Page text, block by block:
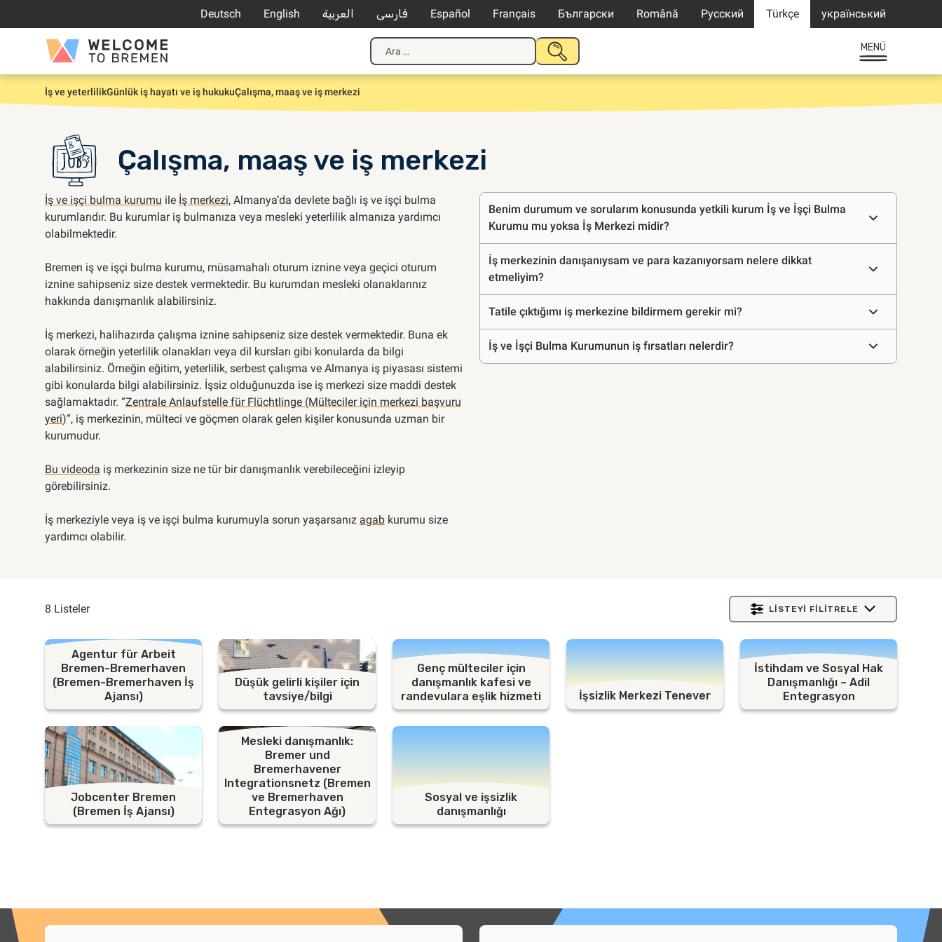
Deutsch English العربية فارسی Español Français Български Română Русский Türkçe український
Welcome
to
Bremen
Arama:
ARAMAYI
MENÜ
Giriş
İş ve yeterlilikGünlük iş hayatı ve iş hukukuÇalışma, maaş ve iş merkezi
Çalışma, maaş ve iş merkezi
İş ve işçi bulma kurumu ile İş merkezi, Almanya’da devlete bağlı iş ve işçi bulma
kurumlarıdır. Bu kurumlar iş bulmanıza veya mesleki yeterlilik almanıza yardımcı
olabilmektedir.
Bremen iş ve işçi bulma kurumu, müsamahalı oturum iznine veya geçici oturum
iznine sahipseniz size destek vermektedir. Bu kurumdan mesleki olanaklarınız
hakkında danışmanlık alabilirsiniz.
İş merkezi, halihazırda çalışma iznine sahipseniz size destek vermektedir. Buna ek
olarak örneğin yeterlilik olanakları veya dil kursları gibi konularda da bilgi
alabilirsiniz. Örneğin eğitim, yeterlilik, serbest çalışma ve Almanya iş piyasası sistemi
gibi konularda bilgi alabilirsiniz. İşsiz olduğunuzda ise iş merkezi size maddi destek
sağlamaktadır. “Zentrale Anlaufstelle für Flüchtlinge (Mülteciler için merkezi başvuru
yeri)“, iş merkezinin, mülteci ve göçmen olarak gelen kişiler konusunda uzman bir
kurumudur.
Bu videoda iş merkezinin size ne tür bir danışmanlık verebileceğini izleyip
görebilirsiniz.
İş merkeziyle veya iş ve işçi bulma kurumuyla sorun yaşarsanız agab kurumu size
yardımcı olabilir.
Sıkça
sorulan
sorular
Benim durumum ve sorularım konusunda yetkili kurum İş ve İşçi Bulma
Kurumu mu yoksa İş Merkezi midir?
İş merkezinin danışanıysam ve para kazanıyorsam nelere dikkat
etmeliyim?
Tatile çıktığımı iş merkezine bildirmem gerekir mi?
İş ve İşçi Bulma Kurumunun iş fırsatları nelerdir?
8 Listeler LISTEYI FILITRELE
Agentur für Arbeit
Bremen-Bremerhaven
(Bremen-Bremerhaven İş
Ajansı)
Düşük gelirli kişiler için
tavsiye/bilgi
Genç mülteciler için
danışmanlık kafesi ve
randevulara eşlik hizmeti
İşsizlik Merkezi Tenever
İstihdam ve Sosyal Hak
Danışmanlığı – Adil
Entegrasyon
Jobcenter Bremen
(Bremen İş Ajansı)
Mesleki danışmanlık:
Bremer und
Bremerhavener
Integrationsnetz (Bremen
ve Bremerhaven
Entegrasyon Ağı)
Sosyal ve işsizlik
danışmanlığı